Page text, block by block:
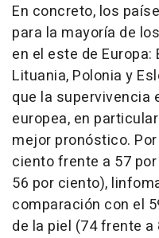
En concreto, los
para la mayoría de
en el este de Europa:
Lituania, Polonia y
que la supervivencia
europea, en
mejor pronóstico.
ciento frente a 57
56 por ciento),
comparación con el
de la piel (74 frente